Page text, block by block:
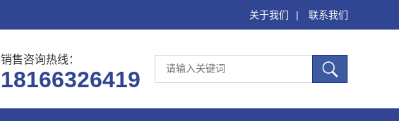
关于我们 | 联系我们
销售咨询热线：
18166326419